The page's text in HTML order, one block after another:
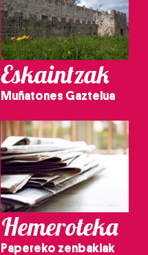
Eskaintzak
Muñatones Gaztelua
Hemeroteka
Papereko zenbakiak